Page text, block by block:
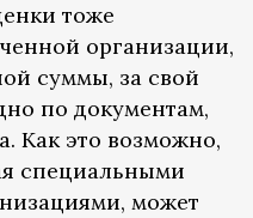
тоже
организации,
суммы, за свой
по документам,
Как это возможно,
специальными
может